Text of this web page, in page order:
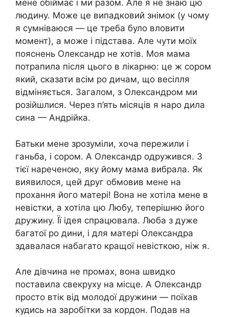
мене обіймає і ми разом. Але я не знаю цю
людину. Може це випадковий знімок (у чому
я сумніваюся — це треба було вловити
момент), а може і підстава. Але чути моїх
пояснень Олександр не хотів. Моя мама
потрапила після цього в лікарню: це ж сором
який, сказати всім ро дичам, що весілля
відміняється. Загалом, з Олександром ми
розійшлися. Через п’ять місяців я наро дила
сина — Андрійка.
Батьки мене зрозуміли, хоча пережили і
ганьба, і сором. А Олександр одружився. З
тієї нареченою, яку йому мама вибрала. Як
виявилося, цей друг обмовив мене на
прохання його матері! Вона не хотіла мене в
невістки, а хотіла цю Любу, теперішню його
дружину. Її ідея спрацювала. Люба з дуже
багатої ро дини, і для матері Олександра
здавалася набагато кращої невісткою, ніж я.
Але дівчина не промах, вона швидко
поставила свекруху на місце. А Олександр
просто втік від молодої дружини — поїхав
кудись на заробітки за кордон. Подав на